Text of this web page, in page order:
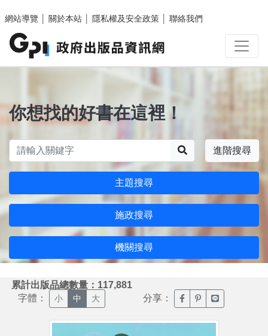
網站導覽
關於本站 隱私權及安全政策 聯絡我們
你想找的好書在這裡！
進階搜尋
主題搜尋
施政搜尋
機關搜尋
累計出版品總數量：117,881
字體： 小 中 大 分享： 臉書分享(另開新視窗)
噗浪分享(另開新
Line分享(另